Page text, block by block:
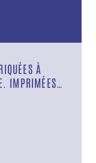
À
IMPRIMÉES